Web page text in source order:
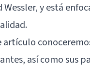
Wessler, y está
artículo
así como sus